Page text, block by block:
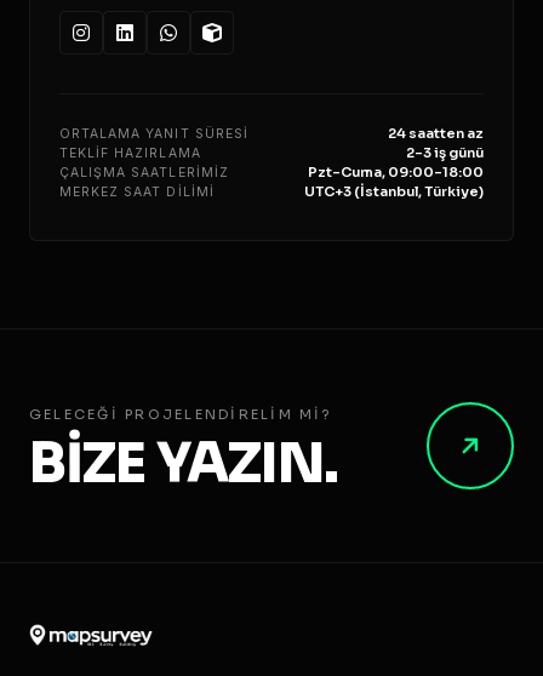
ORTALAMA YANIT SÜRESI 24 saatten az
TEKLIF HAZIRLAMA 2–3 iş günü
ÇALIŞMA SAATLERIMIZ Pzt–Cuma, 09:00–18:00
MERKEZ SAAT DILIMI UTC+3 (İstanbul, Türkiye)
GELECEĞI PROJELENDIRELIM MI?
BİZE YAZIN.